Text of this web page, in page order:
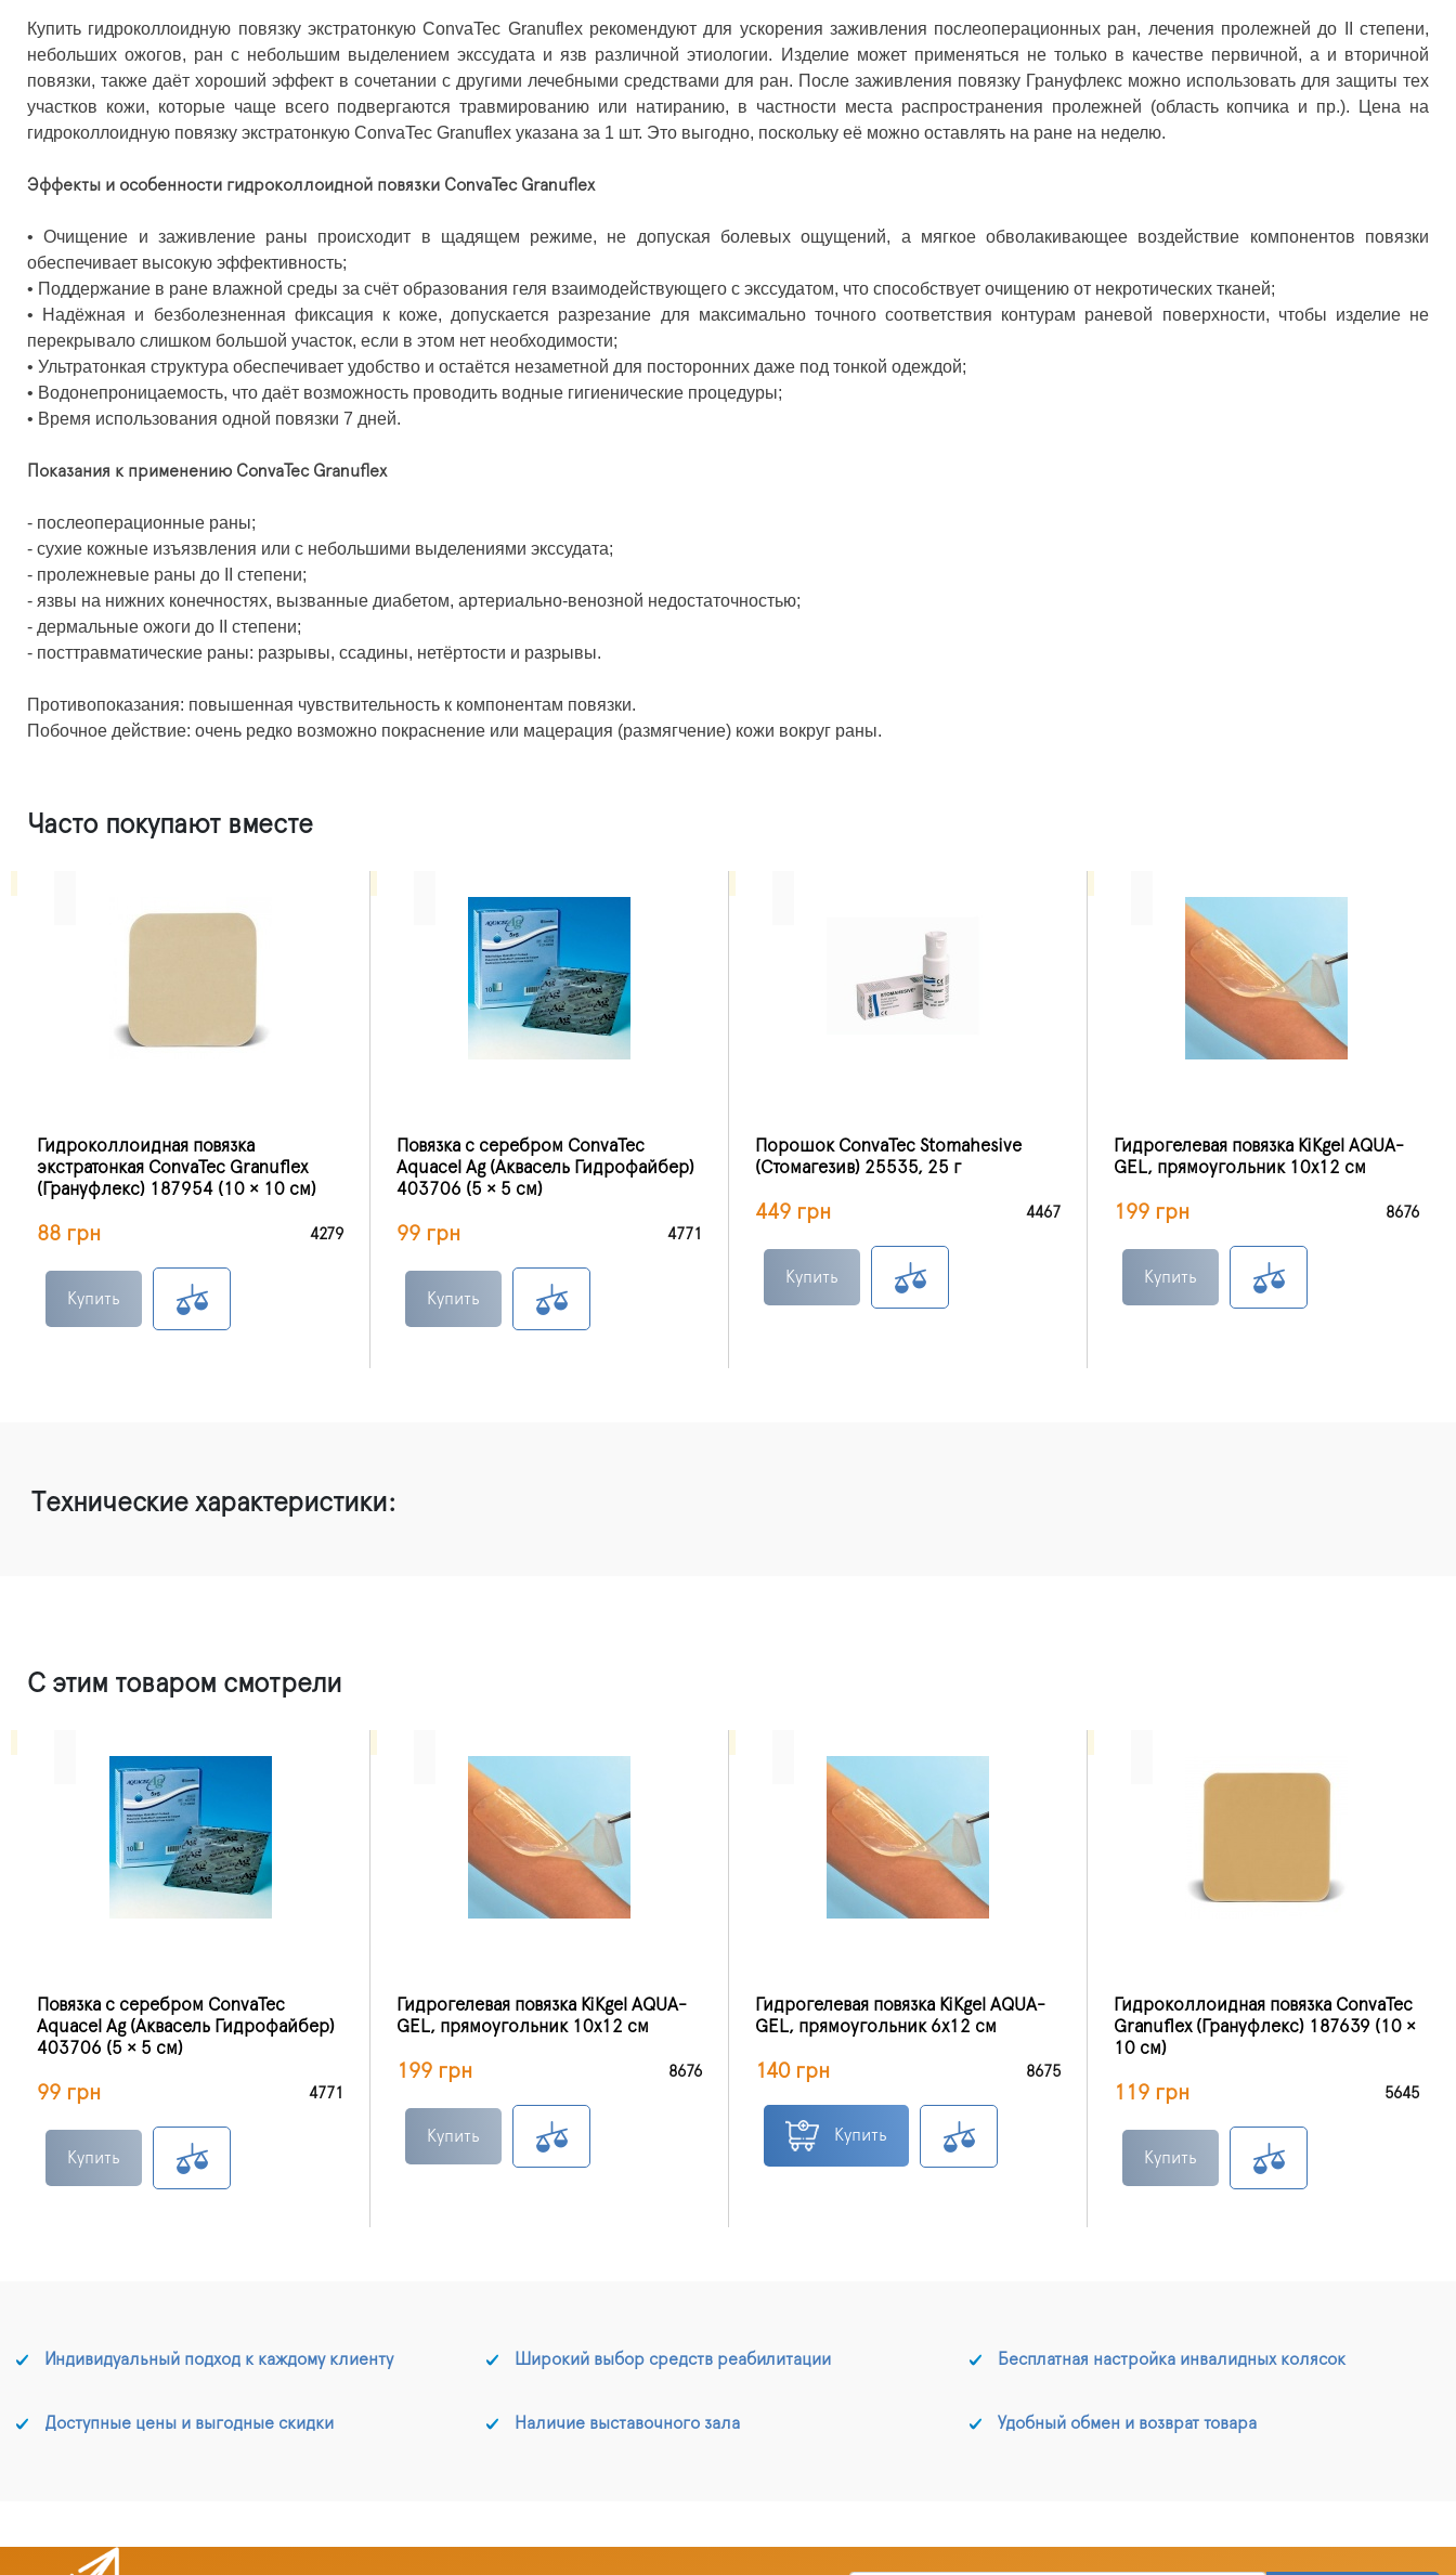
Купить гидроколлоидную повязку экстратонкую ConvaTec Granuflex рекомендуют для ускорения заживления послеоперационных ран, лечения пролежней до II степени,
небольших ожогов, ран с небольшим выделением экссудата и язв различной этиологии. Изделие может применяться не только в качестве первичной, а и вторичной
повязки, также даёт хороший эффект в сочетании с другими лечебными средствами для ран. После заживления повязку Грануфлекс можно использовать для защиты тех
участков кожи, которые чаще всего подвергаются травмированию или натиранию, в частности места распространения пролежней (область копчика и пр.). Цена на
гидроколлоидную повязку экстратонкую ConvaTec Granuflex указана за 1 шт. Это выгодно, поскольку её можно оставлять на ране на неделю.
Эффекты и особенности гидроколлоидной повязки ConvaTec Granuflex
• Очищение и заживление раны происходит в щадящем режиме, не допуская болевых ощущений, а мягкое обволакивающее воздействие компонентов повязки
обеспечивает высокую эффективность;
• Поддержание в ране влажной среды за счёт образования геля взаимодействующего с экссудатом, что способствует очищению от некротических тканей;
• Надёжная и безболезненная фиксация к коже, допускается разрезание для максимально точного соответствия контурам раневой поверхности, чтобы изделие не
перекрывало слишком большой участок, если в этом нет необходимости;
• Ультратонкая структура обеспечивает удобство и остаётся незаметной для посторонних даже под тонкой одеждой;
• Водонепроницаемость, что даёт возможность проводить водные гигиенические процедуры;
• Время использования одной повязки 7 дней.
Показания к применению ConvaTec Granuflex
- послеоперационные раны;
- сухие кожные изъязвления или с небольшими выделениями экссудата;
- пролежневые раны до II степени;
- язвы на нижних конечностях, вызванные диабетом, артериально-венозной недостаточностью;
- дермальные ожоги до II степени;
- посттравматические раны: разрывы, ссадины, нетёртости и разрывы.
Противопоказания: повышенная чувствительность к компонентам повязки.
Побочное действие: очень редко возможно покраснение или мацерация (размягчение) кожи вокруг раны.
Часто покупают вместе
Гидроколлоидная повязка
экстратонкая ConvaTec Granuflex
(Грануфлекс) 187954 (10 × 10 см)
88 грн 4279
Купить
Повязка с серебром ConvaTec
Aquacel Ag (Аквасель Гидрофайбер)
403706 (5 × 5 см)
99 грн 4771
Купить
Порошок ConvaTec Stomahesive
(Стомагезив) 25535, 25 г
449 грн 4467
Купить
Гидрогелевая повязка KiKgеl AQUA-
GEL, прямоугольник 10х12 см
199 грн 8676
Купить
Технические характеристики:
С этим товаром смотрели
Повязка с серебром ConvaTec
Aquacel Ag (Аквасель Гидрофайбер)
403706 (5 × 5 см)
99 грн 4771
Купить
Гидрогелевая повязка KiKgеl AQUA-
GEL, прямоугольник 10х12 см
199 грн 8676
Купить
Гидрогелевая повязка KiKgеl AQUA-
GEL, прямоугольник 6х12 см
140 грн 8675
Купить
Гидроколлоидная повязка ConvaTec
Granuflex (Грануфлекс) 187639 (10 ×
10 см)
119 грн 5645
Купить
Индивидуальный подход к каждому клиенту Широкий выбор средств реабилитации
Доступные цены и выгодные скидки Наличие выставочного зала
Бесплатная настройка инвалидных колясок
Удобный обмен и возврат товара